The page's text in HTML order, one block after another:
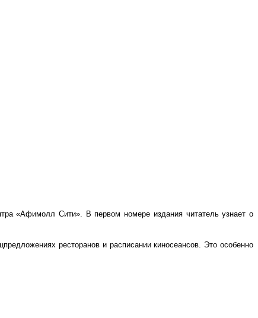
«Афимолл Сити». В первом номере издания читатель узнает о
ресторанов и расписании киносеансов. Это особенно